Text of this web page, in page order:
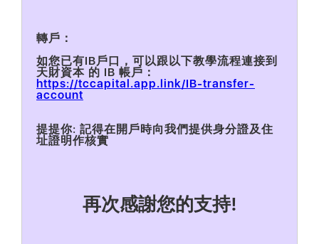
‍轉戶：
如您已有IB戶口，可以跟以下教學流程連接到
天財資本 的 IB 帳戶：
‍https://tccapital.app.link/IB-transfer-
account
提提你: 記得在開戶時向我們提供身分證及住
址證明作核實
再次感謝您的支持!